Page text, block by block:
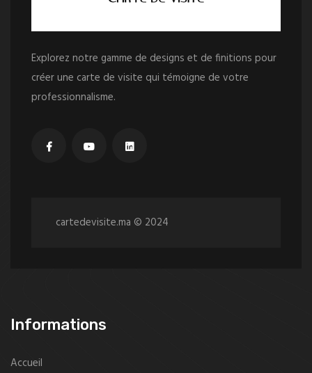
Explorez notre gamme de designs et de finitions pour
créer une carte de visite qui témoigne de votre
professionnalisme.
cartedevisite.ma © 2024
Informations
Accueil